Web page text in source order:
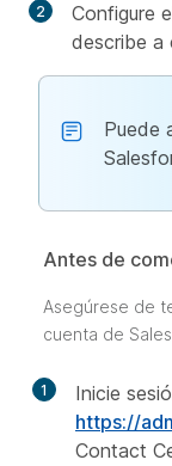
Configure
describe a
Puede
Antes de
Asegúrese de
cuenta de
1
Inicie
https://
Contact